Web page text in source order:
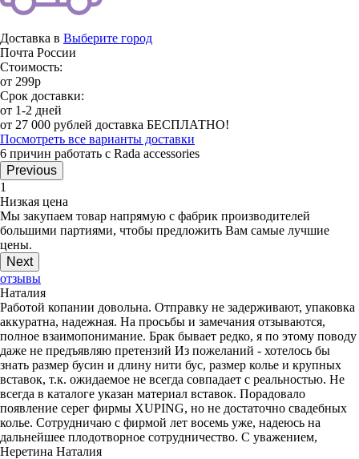
Доставка в Выберите город
Почта России
Стоимость:
от 299р
Срок доставки:
от 1-2 дней
от 27 000 рублей доставка БЕСПЛАТНО!
Посмотреть все варианты доставки
6 причин работать с Rada accessories
Previous
1
Низкая цена
Мы закупаем товар напрямую с фабрик производителей
большими партиями, чтобы предложить Вам самые лучшие
цены.
Next
отзывы
Наталия
Работой копании довольна. Отправку не задерживают, упаковка
аккуратна, надежная. На просьбы и замечания отзываются,
полное взаимопонимание. Брак бывает редко, я по этому поводу
даже не предъявляю претензий Из пожеланий - хотелось бы
знать размер бусин и длину нити бус, размер колье и крупных
вставок, т.к. ожидаемое не всегда совпадает с реальностью. Не
всегда в каталоге указан материал вставок. Порадовало
появление серег фирмы XUPING, но не достаточно свадебных
колье. Сотрудничаю с фирмой лет восемь уже, надеюсь на
дальнейшее плодотворное сотрудничество. С уважением,
Неретина Наталия